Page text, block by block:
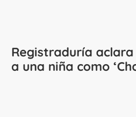
Registraduría
a una niña como